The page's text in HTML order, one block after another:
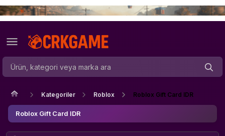
Kategoriler Roblox Roblox Gift Card IDR
Roblox Gift Card IDR